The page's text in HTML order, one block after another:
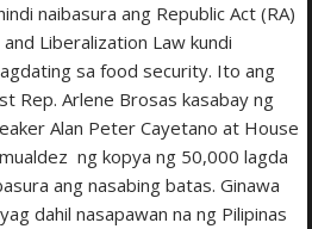
naibasura ang Republic Act (RA)
Liberalization Law kundi
sa food security. Ito ang
Rep. Arlene Brosas kasabay ng
Alan Peter Cayetano at House
ng kopya ng 50,000 lagda
ang nasabing batas. Ginawa
dahil nasapawan na ng Pilipinas